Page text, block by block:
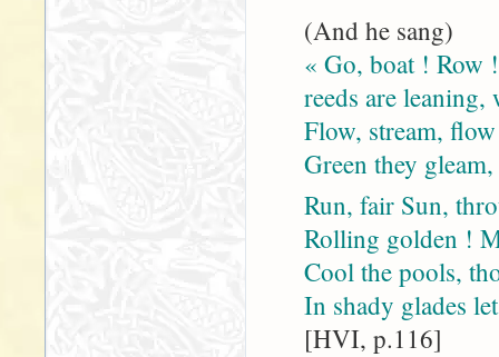
(And he sang)
« Go, boat ! Row
reeds are leaning,
Flow, stream,
Green they
Run, fair Sun,
Rolling golden !
Cool the pools,
In shady glades
[HVI, p.116]